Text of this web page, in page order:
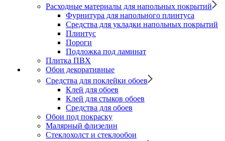
Расходные материалы для напольных покрытий
Фурнитура для напольного плинтуса
Средства для укладки напольных покрытий
Плинтус
Пороги
Подложка под ламинат
Плитка ПВХ
Обои декоративные
Средства для поклейки обоев
Клей для обоев
Клей для стыков обоев
Средства для обоев
Обои под покраску
Малярный флизелин
Стеклохолст и стеклообои